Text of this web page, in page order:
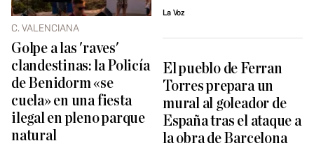
C. VALENCIANA
Golpe a las 'raves'
clandestinas: la Policía
de Benidorm «se
cuela» en una fiesta
ilegal en pleno parque
natural
La Voz
El pueblo de Ferran
Torres prepara un
mural al goleador de
España tras el ataque a
la obra de Barcelona